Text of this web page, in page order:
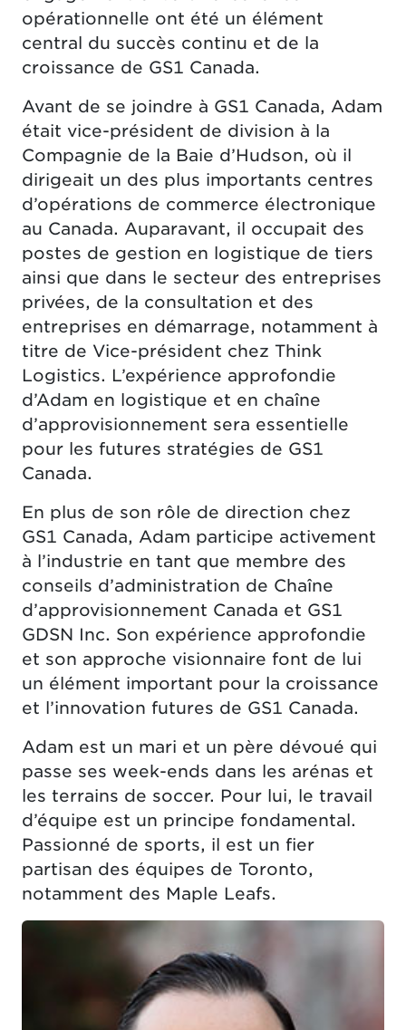
opérationnelle ont été un élément
central du succès continu et de la
croissance de GS1 Canada.
Avant de se joindre à GS1 Canada, Adam
était vice-président de division à la
Compagnie de la Baie d’Hudson, où il
dirigeait un des plus importants centres
d’opérations de commerce électronique
au Canada. Auparavant, il occupait des
postes de gestion en logistique de tiers
ainsi que dans le secteur des entreprises
privées, de la consultation et des
entreprises en démarrage, notamment à
titre de Vice-président chez Think
Logistics. L’expérience approfondie
d’Adam en logistique et en chaîne
d’approvisionnement sera essentielle
pour les futures stratégies de GS1
Canada.
En plus de son rôle de direction chez
GS1 Canada, Adam participe activement
à l’industrie en tant que membre des
conseils d’administration de Chaîne
d’approvisionnement Canada et GS1
GDSN Inc. Son expérience approfondie
et son approche visionnaire font de lui
un élément important pour la croissance
et l’innovation futures de GS1 Canada.
Adam est un mari et un père dévoué qui
passe ses week-ends dans les arénas et
les terrains de soccer. Pour lui, le travail
d’équipe est un principe fondamental.
Passionné de sports, il est un fier
partisan des équipes de Toronto,
notamment des Maple Leafs.